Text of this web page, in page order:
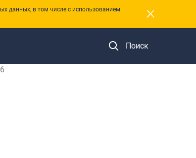
данных, в том числе с использованием
×
Поиск